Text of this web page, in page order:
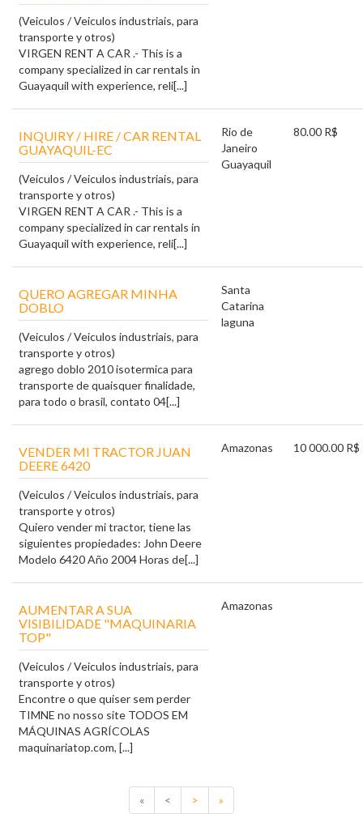
(Veiculos / Veiculos industriais, para
transporte y otros)
VIRGEN RENT A CAR .- This is a
company specialized in car rentals in
Guayaquil with experience, reli[...]
INQUIRY / HIRE / CAR RENTAL
GUAYAQUIL-EC
(Veiculos / Veiculos industriais, para
transporte y otros)
VIRGEN RENT A CAR .- This is a
company specialized in car rentals in
Guayaquil with experience, reli[...]
Rio de
Janeiro
Guayaquil
80.00 R$
QUERO AGREGAR MINHA
DOBLO
(Veiculos / Veiculos industriais, para
transporte y otros)
agrego doblo 2010 isotermica para
transporte de quaisquer finalidade,
para todo o brasil, contato 04[...]
Santa
Catarina
laguna
VENDER MI TRACTOR JUAN
DEERE 6420
(Veiculos / Veiculos industriais, para
transporte y otros)
Quiero vender mi tractor, tiene las
siguientes propiedades: John Deere
Modelo 6420 Año 2004 Horas de[...]
Amazonas 10 000.00 R$
AUMENTAR A SUA
VISIBILIDADE "MAQUINARIA
TOP"
(Veiculos / Veiculos industriais, para
transporte y otros)
Encontre o que quiser sem perder
TIMNE no nosso site TODOS EM
MÁQUINAS AGRÍCOLAS
maquinariatop.com, [...]
Amazonas
« < > »